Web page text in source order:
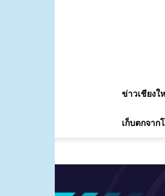
ข่าวเชียง
เก็บตกจาก